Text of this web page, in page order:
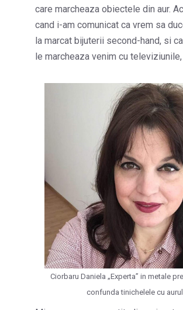
care marcheaza obiectele din aur.
cand i-am comunicat ca vrem sa
la marcat bijuterii second-hand, si
le marcheaza venim cu
Ciorbaru Daniela „Experta” in metale
confunda tinichelele cu